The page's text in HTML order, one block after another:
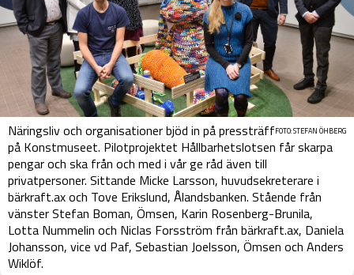
FOTO: STEFAN ÖHBERG
Näringsliv och organisationer bjöd in på pressträff
på Konstmuseet. Pilotprojektet Hållbarhetslotsen får skarpa
pengar och ska från och med i vår ge råd även till
privatpersoner. Sittande Micke Larsson, huvudsekreterare i
bärkraft.ax och Tove Erikslund, Ålandsbanken. Stående från
vänster Stefan Boman, Ömsen, Karin Rosenberg-Brunila,
Lotta Nummelin och Niclas Forsström från bärkraft.ax, Daniela
Johansson, vice vd Paf, Sebastian Joelsson, Ömsen och Anders
Wiklöf.